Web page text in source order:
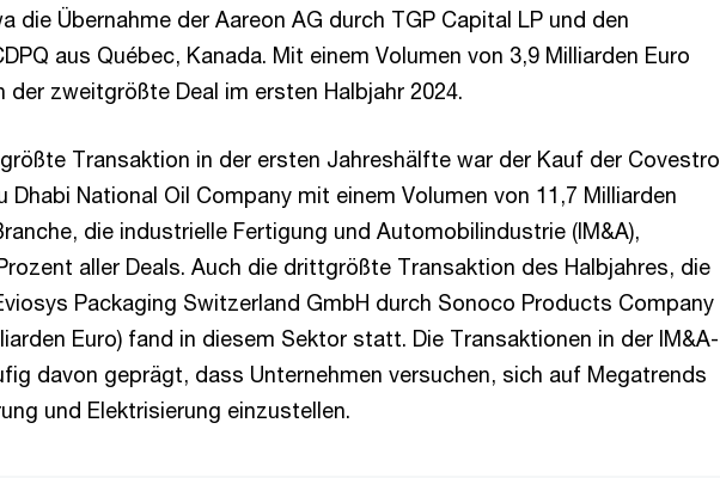
die Übernahme der Aareon AG durch TGP Capital LP und den
aus Québec, Kanada. Mit einem Volumen von 3,9 Milliarden Euro
der zweitgrößte Deal im ersten Halbjahr 2024.
Transaktion in der ersten Jahreshälfte war der Kauf der Covestro
Dhabi National Oil Company mit einem Volumen von 11,7 Milliarden
die industrielle Fertigung und Automobilindustrie (IM&A),
aller Deals. Auch die drittgrößte Transaktion des Halbjahres, die
Packaging Switzerland GmbH durch Sonoco Products Company
Euro) fand in diesem Sektor statt. Die Transaktionen in der IM&A-
davon geprägt, dass Unternehmen versuchen, sich auf Megatrends
und Elektrisierung einzustellen.